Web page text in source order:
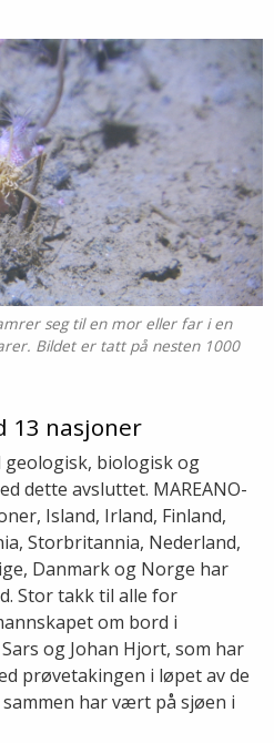
seg til en mor eller far i en
Bildet er tatt på nesten 1000
13 nasjoner
biologisk og
dette avsluttet. MAREANO-
Island, Irland, Finland,
Storbritannia, Nederland,
Danmark og Norge har
Stor takk til alle for
om bord i
og Johan Hjort, som har
prøvetakingen i løpet av de
sammen har vært på sjøen i